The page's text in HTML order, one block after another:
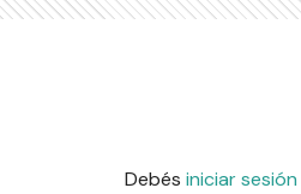
Debés iniciar sesión